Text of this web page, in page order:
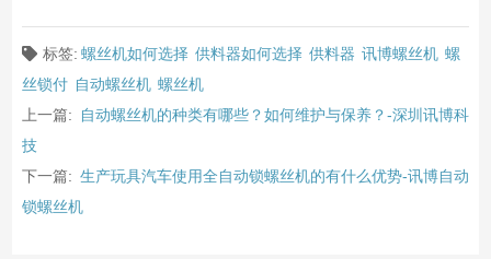
标签: 螺丝机如何选择 供料器如何选择 供料器 讯博螺丝机 螺
丝锁付 自动螺丝机 螺丝机
上一篇:
自动螺丝机的种类有哪些？如何维护与保养？-深圳讯博科
技
下一篇: 生产玩具汽车使用全自动锁螺丝机的有什么优势-讯博自动
锁螺丝机